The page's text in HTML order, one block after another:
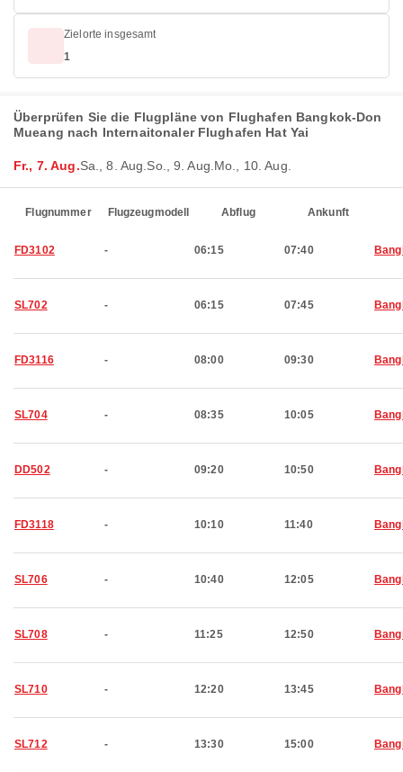
Zielorte insgesamt
1
Überprüfen Sie die Flugpläne von Flughafen Bangkok-Don
Mueang nach Internaitonaler Flughafen Hat Yai
Fr., 7. Aug.Sa., 8. Aug. So., 9. Aug. Mo., 10. Aug.
Flugnummer Flugzeugmodell Abflug Ankunft
FD3102 - 06:15 07:40
SL702 - 06:15 07:45
FD3116 - 08:00 09:30
SL704 - 08:35 10:05
DD502 - 09:20 10:50
FD3118 - 10:10 11:40
SL706 - 10:40 12:05
SL708 - 11:25 12:50
SL710 - 12:20 13:45
SL712 - 13:30 15:00